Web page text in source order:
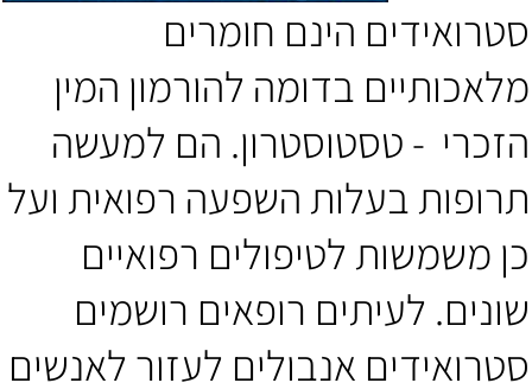
סטרואידים הינם חומרים
מלאכותיים בדומה להורמון המין
הזכרי - טסטוסטרון. הם למעשה
תרופות בעלות השפעה רפואית ועל
כן משמשות לטיפולים רפואיים
שונים. לעיתים רופאים רושמים
סטרואידים אנבולים לעזור לאנשים